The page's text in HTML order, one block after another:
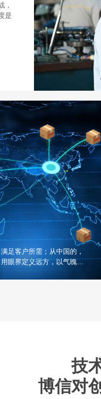
，
是
足客户所需；从中国的，
眼界定义远方，以气魄扬
技
博信对